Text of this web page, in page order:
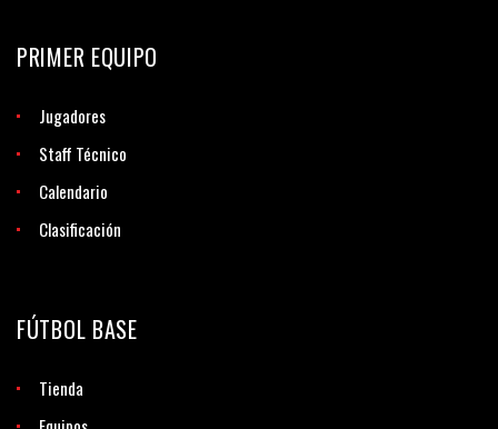
PRIMER EQUIPO
Jugadores
Staff Técnico
Calendario
Clasificación
FÚTBOL BASE
Tienda